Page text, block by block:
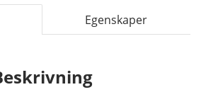
Egenskaper